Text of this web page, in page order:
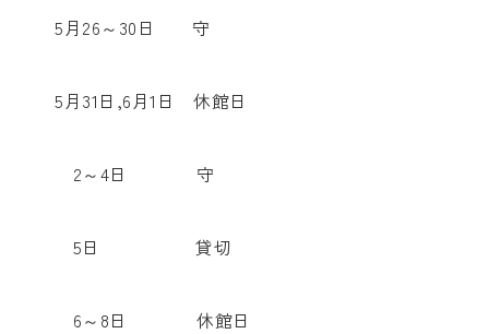
5月26～30日 守
5月31日,6月1日 休館日
2～4日 守
5日 貸切
6～8日 休館日